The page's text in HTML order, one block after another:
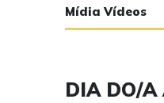
Mídia Vídeos
DIA DO/A